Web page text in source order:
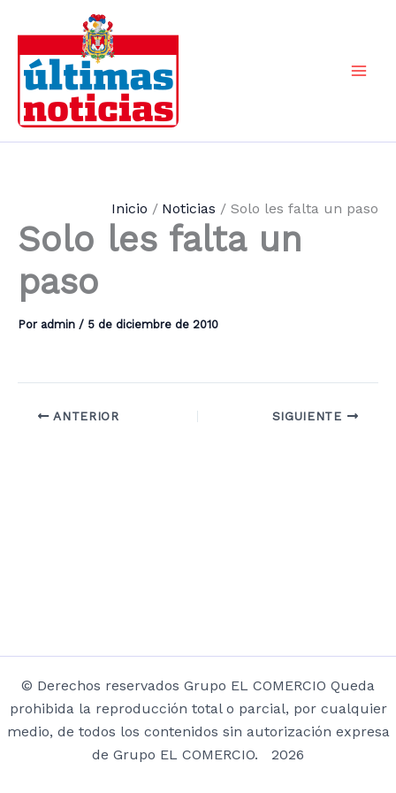
contenido
Inicio Noticias Solo les falta un paso
Solo les falta un
paso
Por admin / 5 de diciembre de 2010
ANTERIOR SIGUIENTE
© Derechos reservados Grupo EL COMERCIO Queda
prohibida la reproducción total o parcial, por cualquier
medio, de todos los contenidos sin autorización expresa
de Grupo EL COMERCIO. 2026